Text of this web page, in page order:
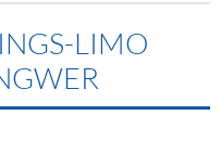
LIMO